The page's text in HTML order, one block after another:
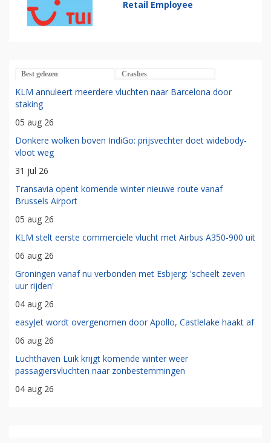
Retail Employee
Best gelezen Crashes
KLM annuleert meerdere vluchten naar Barcelona door
staking
05 aug 26
Donkere wolken boven IndiGo: prijsvechter doet widebody-
vloot weg
31 jul 26
Transavia opent komende winter nieuwe route vanaf
Brussels Airport
05 aug 26
KLM stelt eerste commerciële vlucht met Airbus A350-900 uit
06 aug 26
Groningen vanaf nu verbonden met Esbjerg: 'scheelt zeven
uur rijden'
04 aug 26
easyJet wordt overgenomen door Apollo, Castlelake haakt af
06 aug 26
Luchthaven Luik krijgt komende winter weer
passagiersvluchten naar zonbestemmingen
04 aug 26